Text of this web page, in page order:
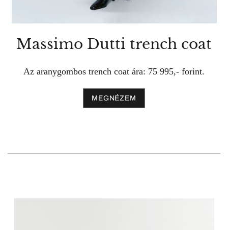
Massimo Dutti trench coat
Az aranygombos trench coat ára: 75 995,- forint.
MEGNÉZEM